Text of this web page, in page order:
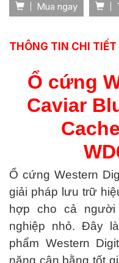
Mua ngay
THÔNG TIN CHI TIẾT
Ổ cứng
Caviar
Ổ cứng Western
giải pháp lưu trữ
hợp cho cả
nghiệp nhỏ. Đây
phẩm Western
năng cân bằng tốt